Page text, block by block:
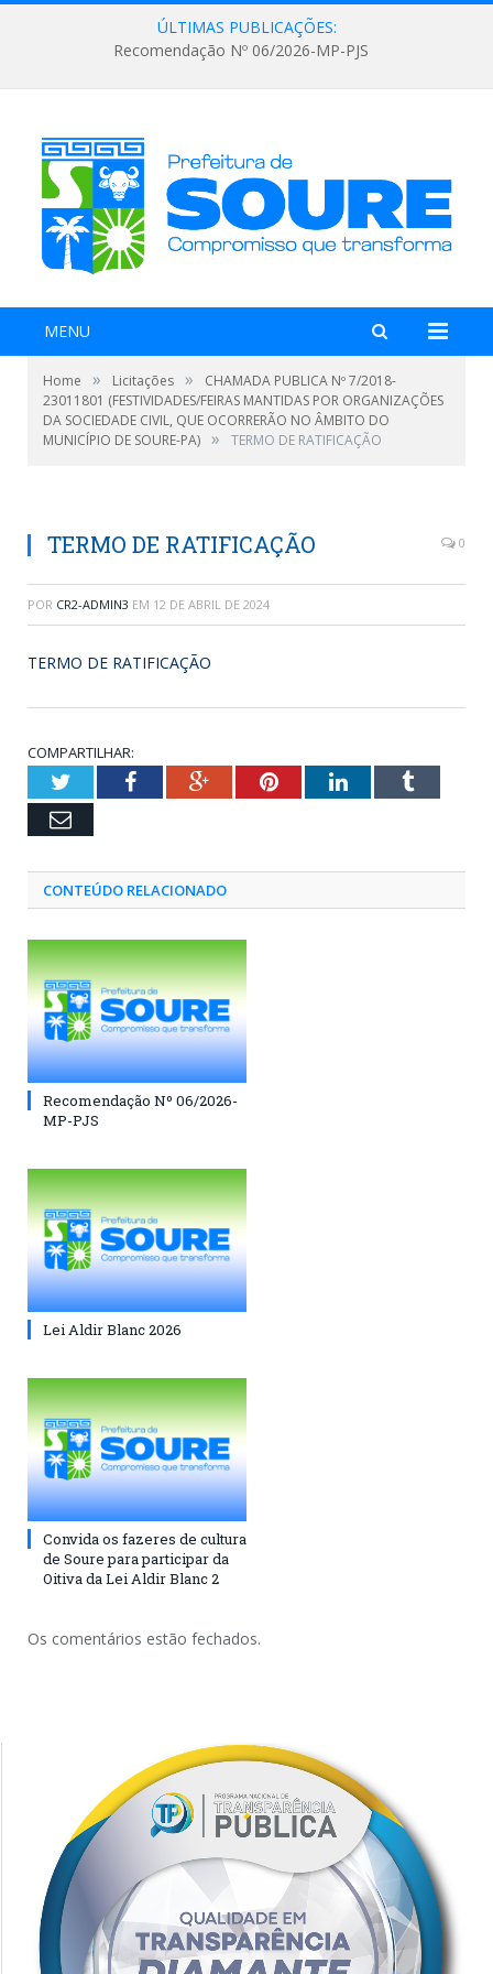
ÚLTIMAS PUBLICAÇÕES:
Recomendação Nº 06/2026-MP-PJS
MENU
Home » Licitações »
CHAMADA PUBLICA Nº 7/2018-
23011801 (FESTIVIDADES/FEIRAS MANTIDAS POR ORGANIZAÇÕES
DA SOCIEDADE CIVIL, QUE OCORRERÃO NO ÂMBITO DO
MUNICÍPIO DE SOURE-PA) » TERMO DE RATIFICAÇÃO
TERMO DE RATIFICAÇÃO 0
POR CR2-ADMIN3 EM 12 DE ABRIL DE 2024
TERMO DE RATIFICAÇÃO
COMPARTILHAR:
TwitterFacebookGoogle+PinterestLinkedInTumblr
Email
CONTEÚDO RELACIONADO
Recomendação Nº 06/2026-
MP-PJS
Lei Aldir Blanc 2026
Convida os fazeres de cultura
de Soure para participar da
Oitiva da Lei Aldir Blanc 2
Os comentários estão fechados.